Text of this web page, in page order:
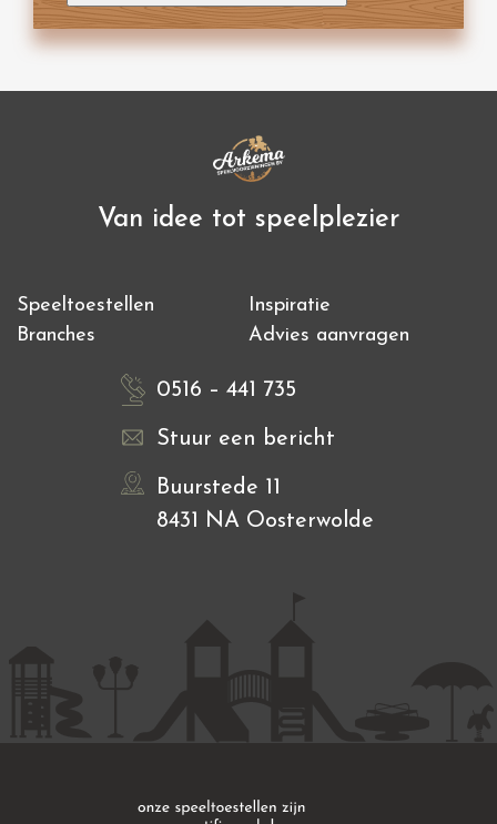
Van idee tot speelplezier
Speeltoestellen
Inspiratie
Branches
Advies aanvragen
0516 – 441 735
Stuur een bericht
Buurstede 11
8431 NA Oosterwolde